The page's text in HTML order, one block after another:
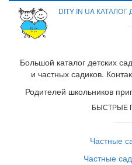
DITY IN UA
Большой каталог детских
и частных садиков.
Родителей школьников
БЫСТРЫЕ
Частные
Частные